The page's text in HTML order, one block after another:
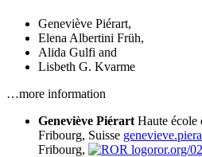
Geneviève Piérart,
Elena Albertini Früh,
Alida Gulfi and
Lisbeth G. Kvarme
…more information
Geneviève Piérart Haute école
Fribourg, Suisse
Fribourg,
ror.org/